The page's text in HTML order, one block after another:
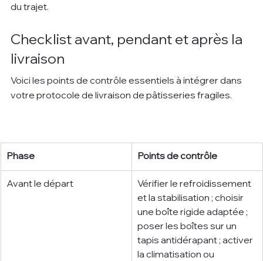
du trajet.
Checklist avant, pendant et après la
livraison
Voici les points de contrôle essentiels à intégrer dans
votre protocole de livraison de pâtisseries fragiles.
Phase Points de contrôle
Avant le départ
Vérifier le refroidissement
et la stabilisation ; choisir
une boîte rigide adaptée ;
poser les boîtes sur un
tapis antidérapant ; activer
la climatisation ou